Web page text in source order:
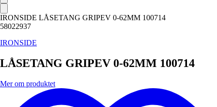
IRONSIDE LÅSETANG GRIPEV 0-62MM 100714
58022937
IRONSIDE
LÅSETANG GRIPEV 0-62MM 100714
Mer om produktet